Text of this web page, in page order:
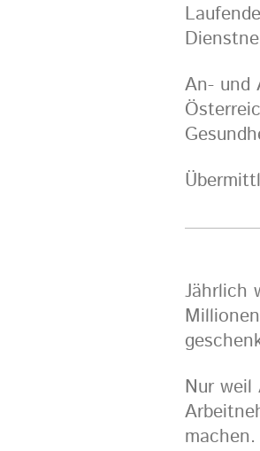
An- und
Jährlich
Nur weil
machen.